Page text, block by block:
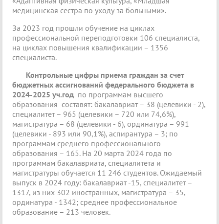
медицинская сестра по уходу за больными».
За 2023 год прошли обучение на циклах
профессиональной переподготовки 106 специалиста,
на циклах повышения квалификации – 1356
специалиста.
Контрольные цифры приема граждан за счет
бюджетных ассигнований федерального бюджета в
2024-2025 уч.год по программам высшего
образования составят: бакалавриат – 38 (целевики - 2),
специалитет – 965 (целевики – 720 или 74,6%),
магистратура – 68 (целевики - 6), ординатура – 991
(целевики - 893 или 90,1%), аспирантура – 3; по
программам среднего профессионального
образования – 165. На 20 марта 2024 года по
программам бакалавриата, специалитета и
магистратуры обучается 11 246 студентов. Ожидаемый
выпуск в 2024 году: бакалавриат -15, специалитет –
1317, из них 302 иностранных, магистратура – 35,
ординатура - 1342; среднее профессиональное
образование – 213 человек.